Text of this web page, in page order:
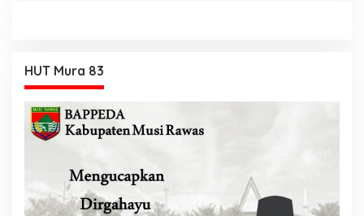
HUT Mura 83